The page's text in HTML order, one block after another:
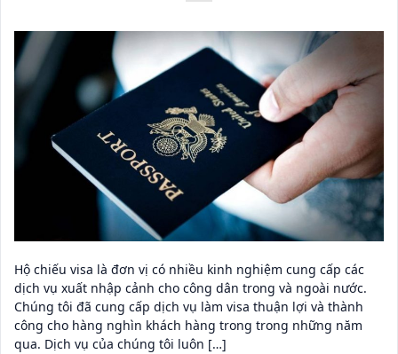
Hộ chiếu visa là đơn vị có nhiều kinh nghiệm cung cấp các
dịch vụ xuất nhập cảnh cho công dân trong và ngoài nước.
Chúng tôi đã cung cấp dịch vụ làm visa thuận lợi và thành
công cho hàng nghìn khách hàng trong trong những năm
qua. Dịch vụ của chúng tôi luôn […]